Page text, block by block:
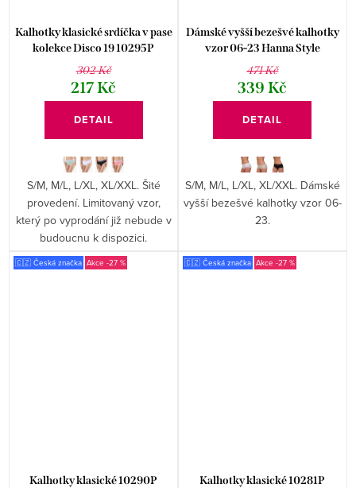
Kalhotky klasické srdíčka v pase
kolekce Disco 19 10295P
302 Kč
217 Kč
DETAIL
S/M, M/L, L/XL, XL/XXL. Šité
provedení. Limitovaný vzor,
který po vyprodání již nebude v
budoucnu k dispozici.
Dámské vyšší bezešvé kalhotky
vzor 06-23 Hanna Style
471 Kč
339 Kč
DETAIL
S/M, M/L, L/XL, XL/XXL. Dámské
vyšší bezešvé kalhotky vzor 06-
23.
🇨🇿 Česká značka -27 %
Kalhotky klasické 10290P
🇨🇿 Česká značka -27 %
Kalhotky klasické 10281P